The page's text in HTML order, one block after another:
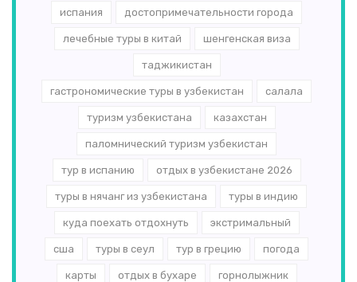
испания достопримечательности города
лечебные туры в китай шенгенская виза
таджикистан
гастрономические туры в узбекистан салала
туризм узбекистана казахстан
паломнический туризм узбекистан
тур в испанию отдых в узбекистане 2026
туры в нячанг из узбекистана туры в индию
куда поехать отдохнуть экстримальный
сша туры в сеул тур в грецию погода
карты отдых в бухаре горнолыжник